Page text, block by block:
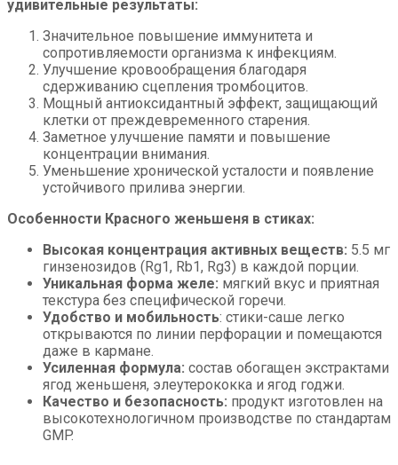
удивительные результаты:
Значительное повышение иммунитета и
сопротивляемости организма к инфекциям.
Улучшение кровообращения благодаря
сдерживанию сцепления тромбоцитов.
Мощный антиоксидантный эффект, защищающий
клетки от преждевременного старения.
Заметное улучшение памяти и повышение
концентрации внимания.
Уменьшение хронической усталости и появление
устойчивого прилива энергии.
Особенности Красного женьшеня в стиках:
Высокая концентрация активных веществ: 5.5 мг
гинзенозидов (Rg1, Rb1, Rg3) в каждой порции.
Уникальная форма желе: мягкий вкус и приятная
текстура без специфической горечи.
Удобство и мобильность: стики-саше легко
открываются по линии перфорации и помещаются
даже в кармане.
Усиленная формула: состав обогащен экстрактами
ягод женьшеня, элеутерококка и ягод годжи.
Качество и безопасность: продукт изготовлен на
высокотехнологичном производстве по стандартам
GMP.